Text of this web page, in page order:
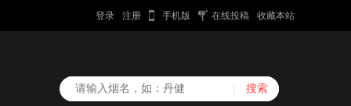
登录 注册 手机版 在线投稿 收藏本站